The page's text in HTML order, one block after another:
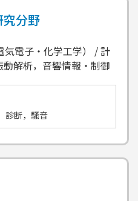
究分野
気電子・化学工学） / 計
解析，音響情報・制御
診断，騒音